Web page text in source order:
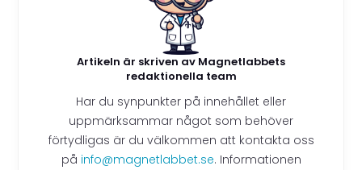
Artikeln är skriven av Magnetlabbets
redaktionella team
Har du synpunkter på innehållet eller
uppmärksammar något som behöver
förtydligas är du välkommen att kontakta oss
på info@magnetlabbet.se. Informationen